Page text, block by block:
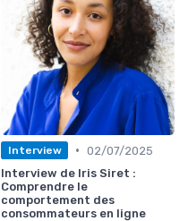
Interview • 02/07/2025
Interview de Iris Siret :
Comprendre le
comportement des
consommateurs en ligne